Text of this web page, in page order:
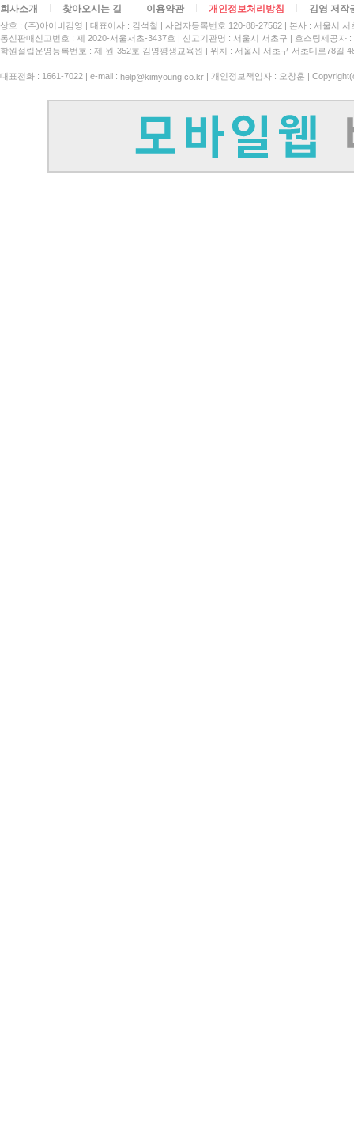
회사소개 찾아오시는 길 이용약관 개인정보처리방침 김영 저작
상호 : (주)아이비김영 대표이사 : 김석철 사업자등록번호 120-88-27562
본사 : 서울시
통신판매신고번호 : 제 2020-서울서초-3437호
신고기관명 : 서울시 서초구
호스팅제공자
학원설립운영등록번호 : 제 원-352호 김영평생교육원 | 위치 : 서울시 서초구 서초대로78길
대표전화 : 1661-7022 | e-mail : help@kimyoung.co.kr | 개인정보책임자 : 오창훈 |